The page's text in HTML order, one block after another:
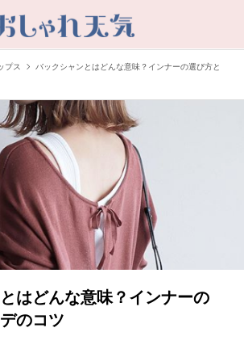
プス
バックシャンとはどんな意味？インナーの選び方と
はどんな意味？インナーの
のコツ